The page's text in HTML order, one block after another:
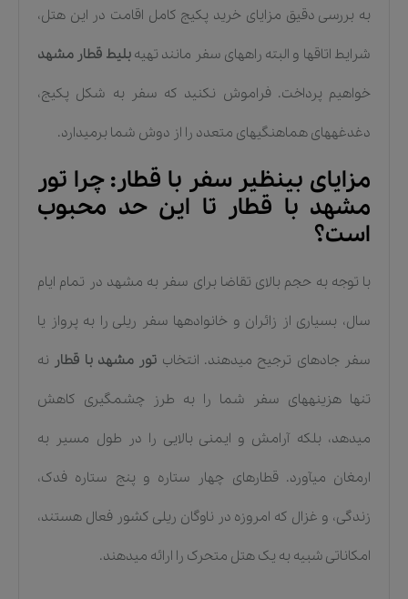
به بررسی دقیق مزایای خرید پکیج کامل اقامت در این هتل،
شرایط اتاقها و البته راههای سفر مانند تهیهبلیط قطار مشهد
خواهیم پرداخت. فراموش نکنید که سفر به شکل پکیج،
دغدغههای هماهنگیهای متعدد را از دوش شما برمیدارد.
مزایای بینظیر سفر با قطار: چرا تور
مشهد با قطار تا این حد محبوب
است؟
با توجه به حجم بالای تقاضا برای سفر به مشهد در تمام ایام
سال، بسیاری از زائران و خانوادهها سفر ریلی را به پرواز یا
سفر جادهای ترجیح میدهند. انتخاب تور مشهد با قطار نه
تنها هزینههای سفر شما را به طرز چشمگیری کاهش
میدهد، بلکه آرامش و ایمنی بالایی را در طول مسیر به
ارمغان میآورد. قطارهای چهار ستاره و پنج ستاره فدک،
زندگی، و غزال که امروزه در ناوگان ریلی کشور فعال هستند،
امکاناتی شبیه به یک هتل متحرک را ارائه میدهند.